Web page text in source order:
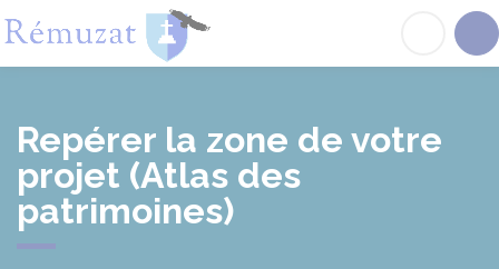
Repérer la zone de votre
projet (Atlas des
patrimoines)